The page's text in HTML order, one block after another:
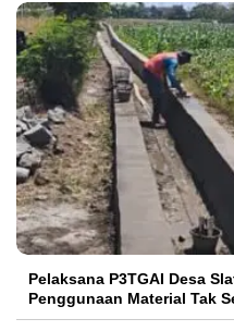
Pelaksana P3TGAI Desa
Penggunaan Material Tak